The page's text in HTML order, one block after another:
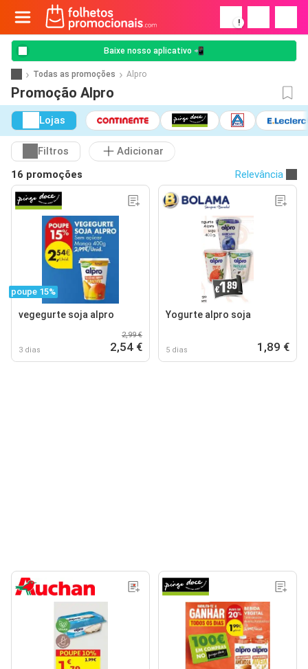
!
Baixe nosso aplicativo 📲
Todas as promoções Alpro
Promoção Alpro
Lojas
Filtros
Adicionar
16 promoções
Relevância
poupe 15%
vegegurte soja alpro
3 dias
2,99 €
2,54 €
Yogurte alpro soja
5 dias 1,89 €